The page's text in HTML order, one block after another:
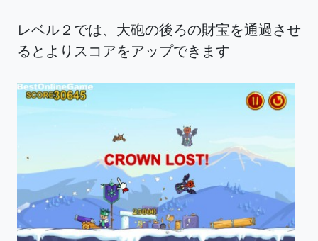
レベル２では、大砲の後ろの財宝を通過させ
るとよりスコアをアップできます